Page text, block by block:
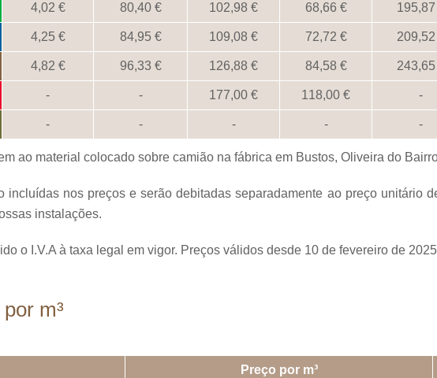
4,02 80,40 102,98 68,66 195,87
4,25 84,95 109,08 72,72 209,52
4,82 96,33 126,88 84,58 243,65
- - 177,00 118,00 -
- - - - -
ao material colocado sobre camião na fábrica em Bustos, Oliveira do
incluídas nos preços e serão debitadas separadamente ao preço unitário
instalações.
o I.V.A à taxa legal em vigor. Preços válidos desde 10 de fevereiro de
m³
Preço por m³